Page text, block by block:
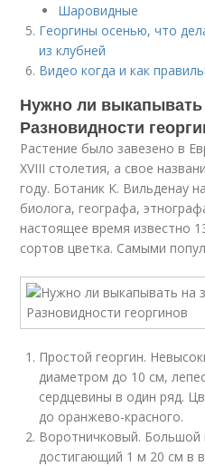
Шаровидные
Георгины осенью, что
из клубней
Видео когда и как
Нужно ли выкапывать
Разновидности
Растение было завезено в
XVIII столетия, а свое
году. Ботаник К. Вильденау
биолога, географа,
настоящее время известно
сортов цветка. Самыми
Простой георгин.
диаметром до 10 см,
сердцевины в один ряд.
до оранжево-красного.
Воротничковый. Большой
достигающий 1 м 20 см в